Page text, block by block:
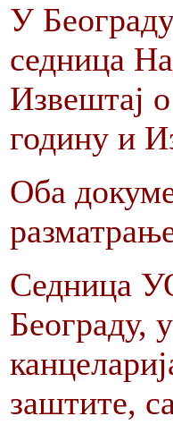
У
седница
Извештај
годину и
Оба
Седница
Београду,
заштите,